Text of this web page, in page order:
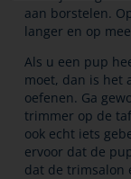
aan borstelen.
langer en op
Als u een pup
moet, dan is het
oefenen. Ga
trimmer op de
ook echt iets
ervoor dat de
dat de trimsalon